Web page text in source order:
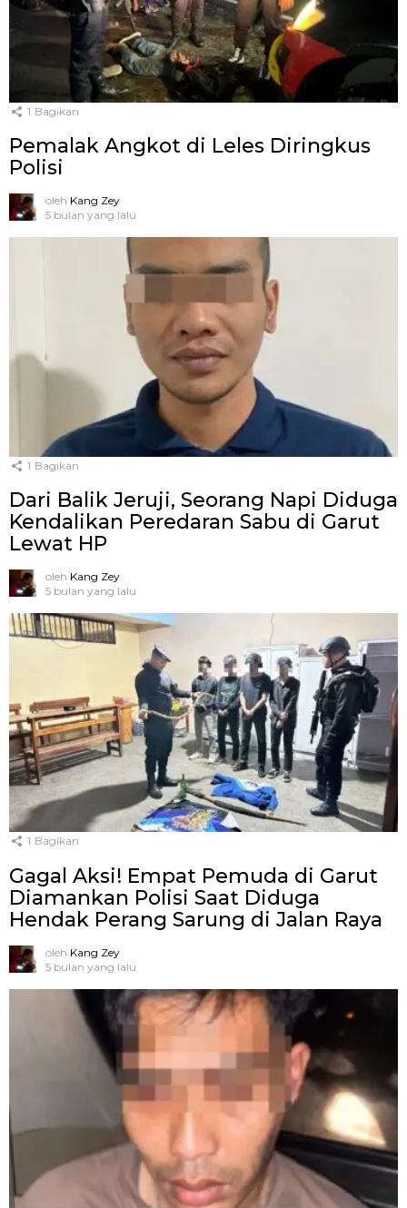
1 Bagikan
Pemalak Angkot di Leles Diringkus
Polisi
oleh Kang Zey
5 bulan yang lalu
1 Bagikan
Dari Balik Jeruji, Seorang Napi Diduga
Kendalikan Peredaran Sabu di Garut
Lewat HP
oleh Kang Zey
5 bulan yang lalu
1 Bagikan
Gagal Aksi! Empat Pemuda di Garut
Diamankan Polisi Saat Diduga
Hendak Perang Sarung di Jalan Raya
oleh Kang Zey
5 bulan yang lalu